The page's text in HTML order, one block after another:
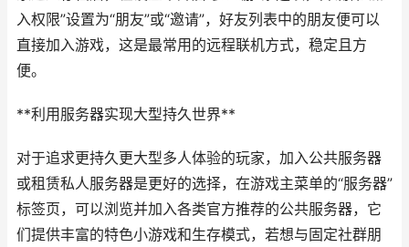
入权限”设置为“朋友”或“邀请”，好友列表中的朋友便可以
直接加入游戏，这是最常用的远程联机方式，稳定且方
便。
**利用服务器实现大型持久世界**
对于追求更持久更大型多人体验的玩家，加入公共服务器
或租赁私人服务器是更好的选择，在游戏主菜单的“服务器”
标签页，可以浏览并加入各类官方推荐的公共服务器，它
们提供丰富的特色小游戏和生存模式，若想与固定社群朋